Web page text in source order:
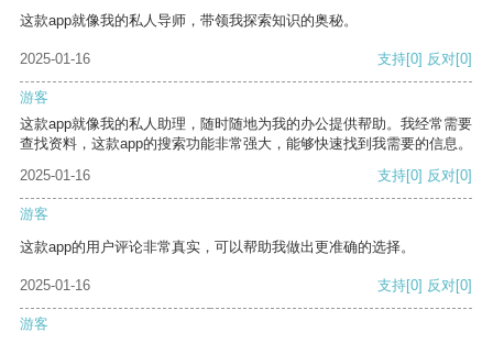
这款app就像我的私人导师，带领我探索知识的奥秘。
2025-01-16 支持[0] 反对[0]
游客
这款app就像我的私人助理，随时随地为我的办公提供帮助。我经常需要
查找资料，这款app的搜索功能非常强大，能够快速找到我需要的信息。
2025-01-16
支持[0] 反对[0]
游客
这款app的用户评论非常真实，可以帮助我做出更准确的选择。
2025-01-16 支持[0] 反对[0]
游客